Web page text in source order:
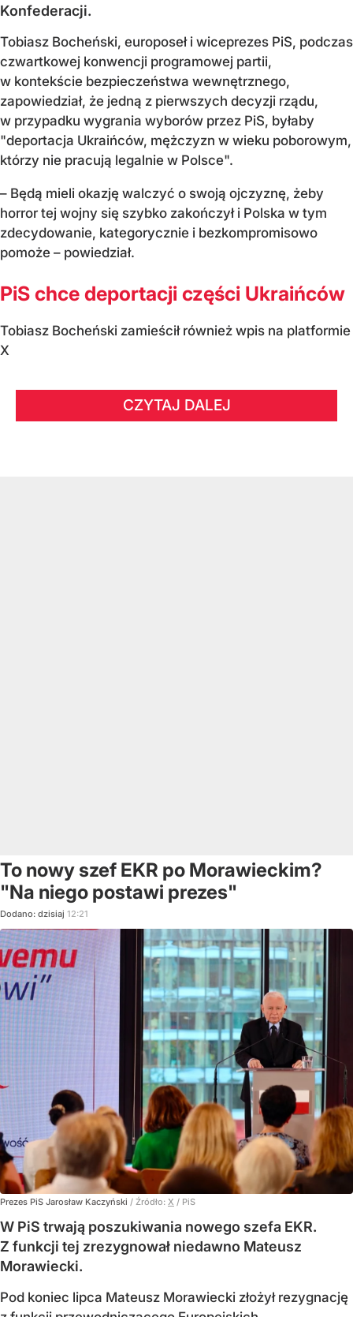
Konfederacji.
Tobiasz Bocheński, europoseł i wiceprezes PiS, podczas
czwartkowej konwencji programowej partii,
w kontekście bezpieczeństwa wewnętrznego,
zapowiedział, że jedną z pierwszych decyzji rządu,
w przypadku wygrania wyborów przez PiS, byłaby
"deportacja Ukraińców, mężczyzn w wieku poborowym,
którzy nie pracują legalnie w Polsce".
– Będą mieli okazję walczyć o swoją ojczyznę, żeby
horror tej wojny się szybko zakończył i Polska w tym
zdecydowanie, kategorycznie i bezkompromisowo
pomoże – powiedział.
PiS chce deportacji części Ukraińców
Tobiasz Bocheński zamieścił również wpis na platformie
X
CZYTAJ DALEJ
To nowy szef EKR po Morawieckim?
"Na niego postawi prezes"
Dodano: dzisiaj 12:21
Prezes PiS Jarosław Kaczyński / Źródło: X / PiS
W PiS trwają poszukiwania nowego szefa EKR.
Z funkcji tej zrezygnował niedawno Mateusz
Morawiecki.
Pod koniec lipca Mateusz Morawiecki złożył rezygnację